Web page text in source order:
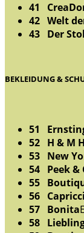
41
42 Welt
43 Der
BEKLEIDUNG &
51
52 H & M
53 New
54 Peek &
55
56
57 Bonita
58